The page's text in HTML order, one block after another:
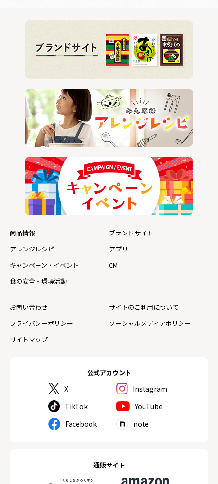
公式アカウント
X
Instagram
TikTok
YouTube
Facebook
note
通販サイト
商品情報
ブランドサイト
アレンジレシピ
アプリ
キャンペーン・イベント
CM
食の安全・環境活動
お問い合わせ
サイトのご利用について
プライバシーポリシー
ソーシャルメディアポリシー
サイトマップ